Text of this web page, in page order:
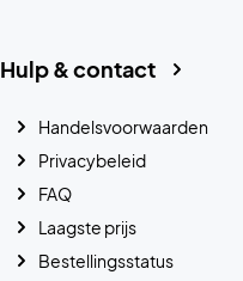
Hulp & contact
Handelsvoorwaarden
Privacybeleid
FAQ
Laagste prijs
Bestellingsstatus